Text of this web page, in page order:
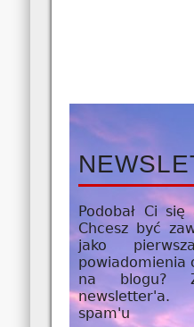
Podobał Ci
Chcesz być
jako
powiadomienia
na blogu?
spam'u